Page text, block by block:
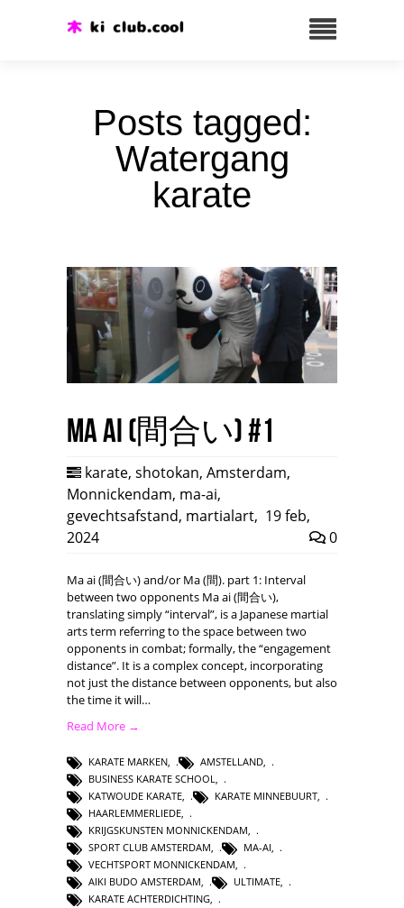
Posts tagged:
Watergang
karate
Ma ai (間合い) #1
karate, shotokan, Amsterdam,
Monnickendam, ma-ai,
gevechtsafstand, martialart, 19 feb,
2024
0
Ma ai (間合い) and/or Ma (間). part 1: Interval
between two opponents Ma ai (間合い),
translating simply “interval”, is a Japanese martial
arts term referring to the space between two
opponents in combat; formally, the “engagement
distance”. It is a complex concept, incorporating
not just the distance between opponents, but also
the time it will…
Read More →
KARATE MARKEN AMSTELLAND
BUSINESS KARATE SCHOOL
KATWOUDE KARATE
KARATE MINNEBUURT
HAARLEMMERLIEDE
KRIJGSKUNSTEN MONNICKENDAM
SPORT CLUB AMSTERDAM
MA-AI
VECHTSPORT MONNICKENDAM
AIKI BUDO AMSTERDAM, ULTIMATE,
KARATE ACHTERDICHTING,